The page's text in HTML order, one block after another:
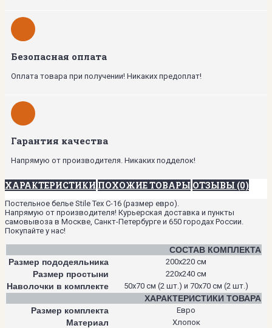
Безопасная оплата
Оплата товара при получении! Никаких предоплат!
Гарантия качества
Напрямую от производителя. Никаких подделок!
ХАРАКТЕРИСТИКИ ПОХОЖИЕ ТОВАРЫ ОТЗЫВЫ (0)
Постельное белье Stile Tex C-16 (размер евро).
Напрямую от производителя! Курьерская доставка и пункты
самовывоза в Москве, Санкт-Петербурге и 650 городах России.
Покупайте у нас!
СОСТАВ КОМПЛЕКТА
Размер пододеяльника
200х220 см
Размер простыни 220х240 см
Наволочки в комплекте 50х70 см (2 шт.) и 70х70 см (2 шт.)
ХАРАКТЕРИСТИКИ ТОВАРА
Размер комплекта
Евро
Материал Хлопок